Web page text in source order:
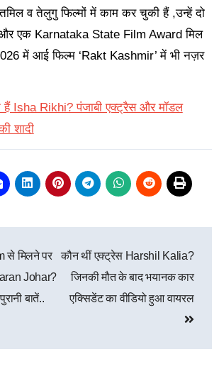
व तेलुगु फिल्मों में काम कर चुकी हैं ,उन्हें दो
एक Karnataka State Film Award मिल
में आई फिल्म ‘Rakt Kashmir’ में भी नज़र
हैं Isha Rikhi? पंजाबी एक्ट्रैस और मॉडल
शादी
से मिलने पर
Johar?
बातें..
कौन थीं एक्ट्रेस Harshil Kalia?
जिनकी मौत के बाद भयानक कार
एक्सिडेंट का वीडियो हुआ वायरल